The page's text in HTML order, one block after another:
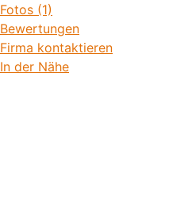
Fotos (1)
Bewertungen
Firma kontaktieren
In der Nähe